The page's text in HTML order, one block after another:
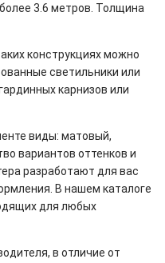
3.6 метров. Толщина
конструкциях можно
светильники или
карнизов или
виды: матовый,
вариантов оттенков и
разработают для вас
В нашем каталоге
для любых
в отличие от